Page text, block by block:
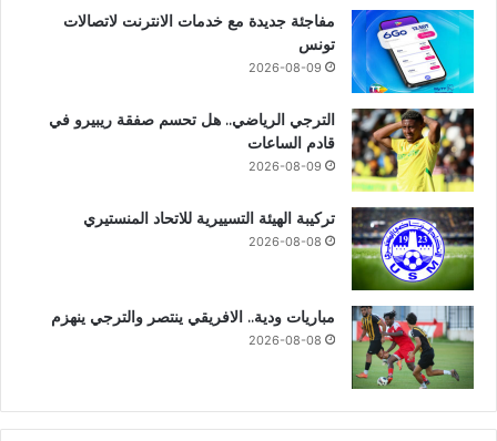
مفاجئة جديدة مع خدمات الانترنت لاتصالات
تونس
2026-08-09
الترجي الرياضي.. هل تحسم صفقة ريبيرو في
قادم الساعات
2026-08-09
تركيبة الهيئة التسييرية للاتحاد المنستيري
2026-08-08
مباريات ودية.. الافريقي ينتصر والترجي ينهزم
2026-08-08